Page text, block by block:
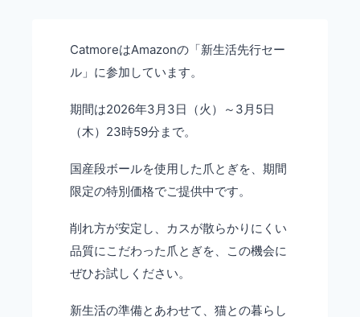
CatmoreはAmazonの「新生活先行セー
ル」に参加しています。
期間は2026年3月3日（火）～3月5日
（木）23時59分まで。
国産段ボールを使用した爪とぎを、期間
限定の特別価格でご提供中です。
削れ方が安定し、カスが散らかりにくい
品質にこだわった爪とぎを、この機会に
ぜひお試しください。
新生活の準備とあわせて、猫との暮らし